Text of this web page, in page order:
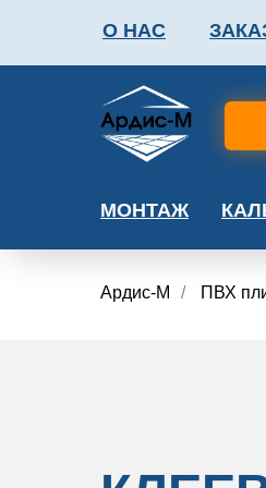
О НАС
МОНТАЖ
Ардис-М / ПВХ